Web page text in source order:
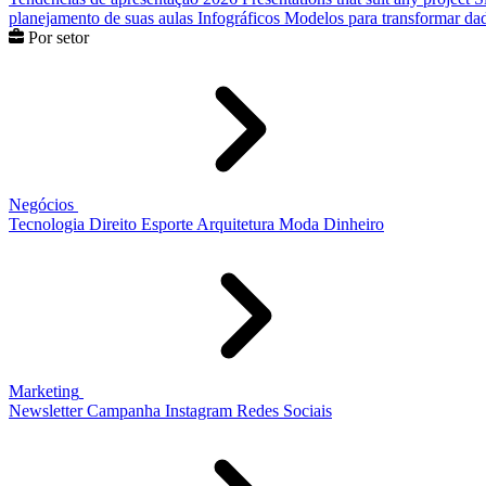
planejamento de suas aulas Infográficos Modelos para transformar
Por setor
Negócios
Tecnologia Direito Esporte Arquitetura Moda Dinheiro
Marketing
Newsletter Campanha Instagram Redes Sociais